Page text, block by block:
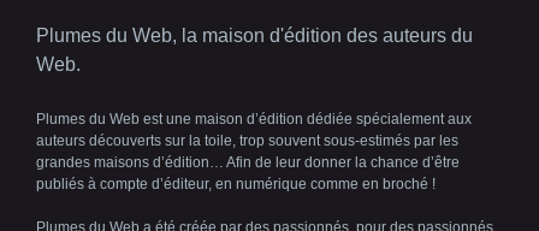
Plumes du Web, la maison d'édition des auteurs du
Web.
Plumes du Web est une maison d’édition dédiée spécialement aux
auteurs découverts sur la toile, trop souvent sous-estimés par les
grandes maisons d’édition… Afin de leur donner la chance d’être
publiés à compte d’éditeur, en numérique comme en broché !